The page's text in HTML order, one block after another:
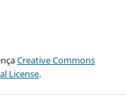
Creative Commons
License.